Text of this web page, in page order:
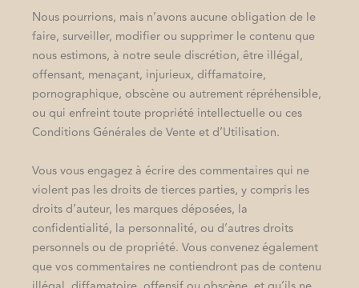
Nous pourrions, mais n’avons aucune obligation de le
faire, surveiller, modifier ou supprimer le contenu que
nous estimons, à notre seule discrétion, être illégal,
offensant, menaçant, injurieux, diffamatoire,
pornographique, obscène ou autrement répréhensible,
ou qui enfreint toute propriété intellectuelle ou ces
Conditions Générales de Vente et d’Utilisation.
Vous vous engagez à écrire des commentaires qui ne
violent pas les droits de tierces parties, y compris les
droits d’auteur, les marques déposées, la
confidentialité, la personnalité, ou d’autres droits
personnels ou de propriété. Vous convenez également
que vos commentaires ne contiendront pas de contenu